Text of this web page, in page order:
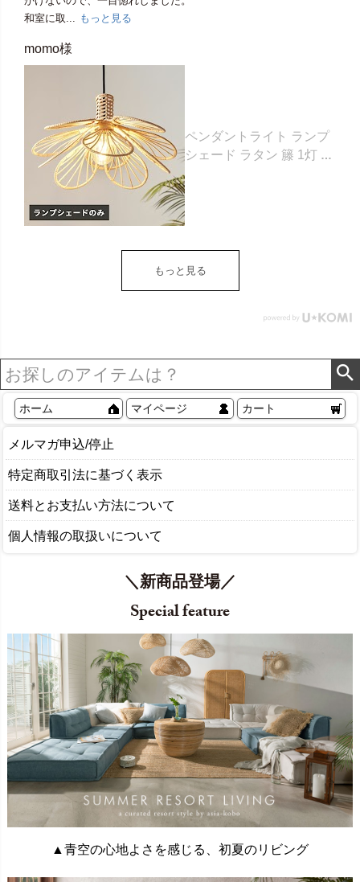
和室に取...
もっと見る
momo様
ペンダントライト ランプ
シェード ラタン 籐 1灯 口
ダント ライト ランプ オブ
ジェ フラワーモチーフ お
もっと見る
ホーム マイページ カート
メルマガ申込/停止
特定商取引法に基づく表示
送料とお支払い方法について
個人情報の取扱いについて
＼新商品登場／
Special feature
▲青空の心地よさを感じる、初夏のリビング